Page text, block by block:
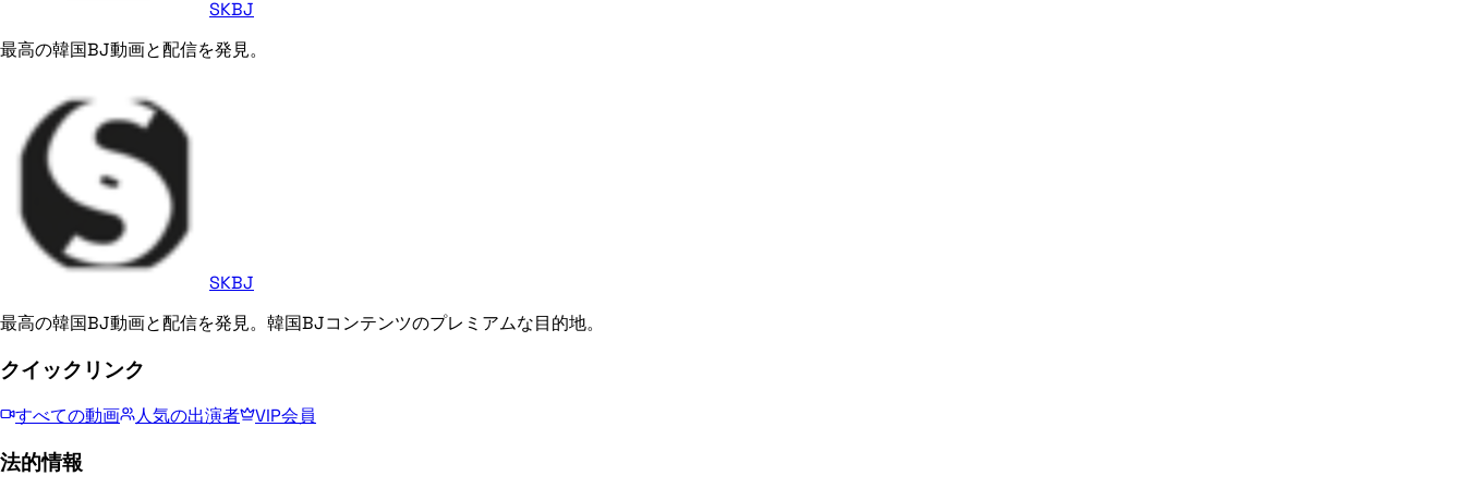
SKBJ
最高の韓国BJ動画と配信を発見。
SKBJ
最高の韓国BJ動画と配信を発見。韓国BJコンテンツのプレミアムな目的地。
クイックリンク
すべての動画 人気の出演者 VIP会員
法的情報